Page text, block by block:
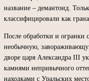
название – демантоид.
классифицировали как
После обработки и огранки
необычную,
дворе царя Александра III
камнями непривычного
находками с Уральских